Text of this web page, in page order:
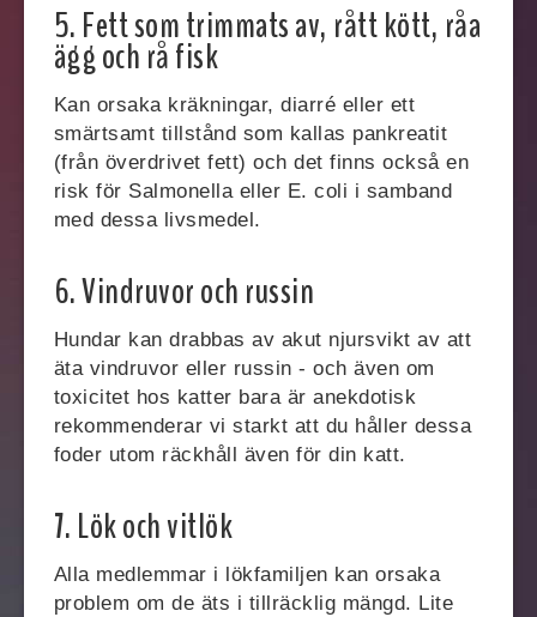
5. Fett som trimmats av, rått kött, råa
ägg och rå fisk
Kan orsaka kräkningar, diarré eller ett
smärtsamt tillstånd som kallas pankreatit
(från överdrivet fett) och det finns också en
risk för Salmonella eller E. coli i samband
med dessa livsmedel.
6. Vindruvor och russin
Hundar kan drabbas av akut njursvikt av att
äta vindruvor eller russin - och även om
toxicitet hos katter bara är anekdotisk
rekommenderar vi starkt att du håller dessa
foder utom räckhåll även för din katt.
7. Lök och vitlök
Alla medlemmar i lökfamiljen kan orsaka
problem om de äts i tillräcklig mängd. Lite